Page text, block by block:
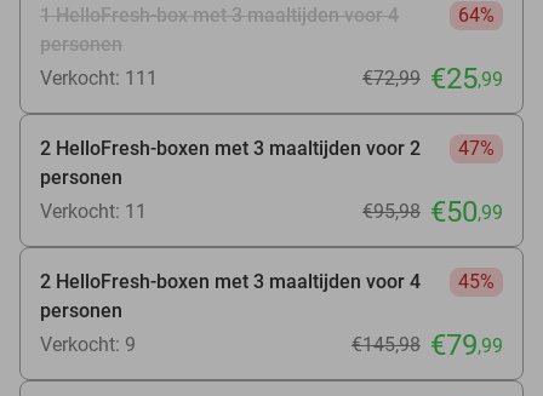
1 HelloFresh-box met 3 maaltijden voor 4
personen
64%
Verkocht: 111 €72,99 €25,99
2 HelloFresh-boxen met 3 maaltijden voor 2
personen
47%
Verkocht: 11 €95,98 €50,99
2 HelloFresh-boxen met 3 maaltijden voor 4
personen
45%
Verkocht: 9 €145,98 €79,99